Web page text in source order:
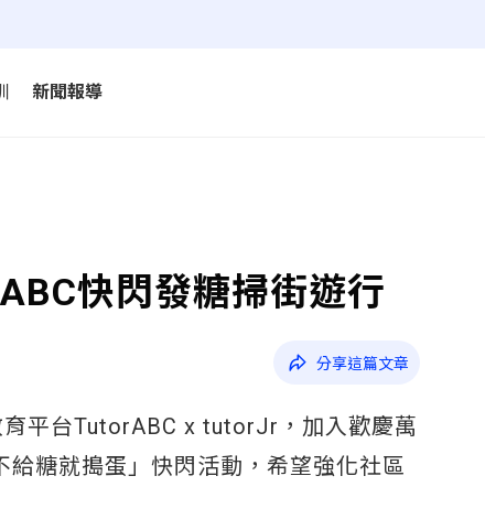
新聞報導
快閃發糖掃街遊行
分享這篇文章
平台TutorABC x tutorJr，加入歡慶萬
糖就搗蛋」快閃活動，希望強化社區